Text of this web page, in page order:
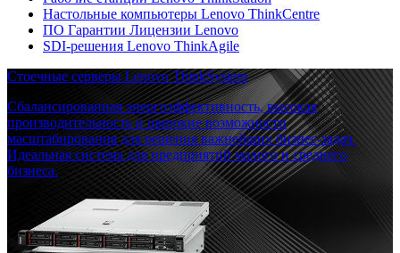
Настольные компьютеры Lenovo ThinkCentre
ПО Гарантии Лицензии Lenovo
SDI-решения Lenovo ThinkAgile
Стоечные серверы Lenovo ThinkSystem
Сбалансированная энергоэффективность, высокая
производительность и широкие возможности
масштабирования для решения важнейших бизнес-задач.
Идеальная система для предприятий малого и среднего
бизнеса.